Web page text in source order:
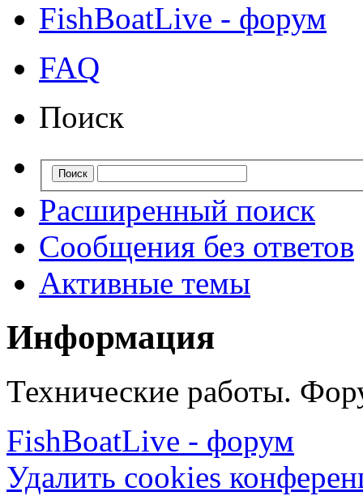
FishBoatLive - форум
FAQ
Поиск
Расширенный поиск
Сообщения без ответов
Активные темы
Информация
Технические работы.
FishBoatLive - форум
Удалить cookies